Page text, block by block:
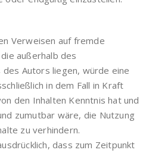
Verweisen auf fremde
außerhalb des
Autors liegen, würde eine
in dem Fall in Kraft
den Inhalten Kenntnis hat und
zumutbar wäre, die Nutzung
zu verhindern.
dass zum Zeitpunkt